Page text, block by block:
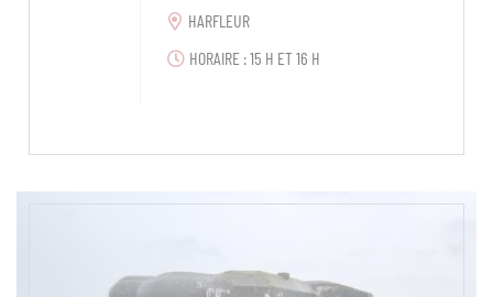
HARFLEUR
HORAIRE : 15 H ET 16 H